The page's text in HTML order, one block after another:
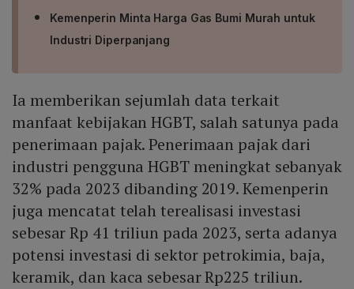
Kemenperin Minta Harga Gas Bumi Murah untuk
Industri Diperpanjang
Ia memberikan sejumlah data terkait
manfaat kebijakan HGBT, salah satunya pada
penerimaan pajak. Penerimaan pajak dari
industri pengguna HGBT meningkat sebanyak
32% pada 2023 dibanding 2019. Kemenperin
juga mencatat telah terealisasi investasi
sebesar Rp 41 triliun pada 2023, serta adanya
potensi investasi di sektor petrokimia, baja,
keramik, dan kaca sebesar Rp225 triliun.